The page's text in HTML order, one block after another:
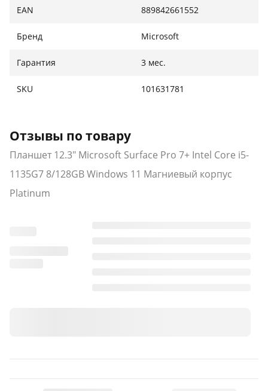
EAN 889842661552
Бренд Microsoft
Гарантия 3 мес.
SKU 101631781
Отзывы по товару
Планшет 12.3" Microsoft Surface Pro 7+ Intel Core i5-
1135G7 8/128GB Windows 11 Магниевый корпус
Platinum